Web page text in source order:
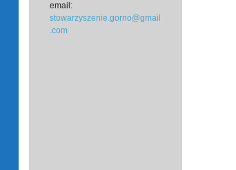
email:
stowarzyszenie.gorno@gmail
.com